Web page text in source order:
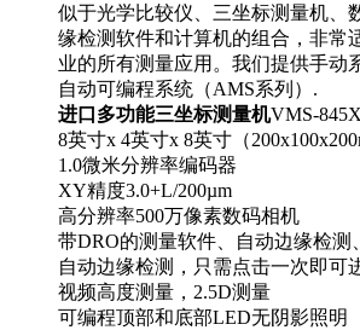
似于光学比较仪、三坐标测量机、
缘检测软件和计算机的组合，非常
业的所有测量应用。我们提供手动
自动可编程系统（AMS系列）.
进口多功能三坐标测量机VMS-
8英寸x 4英寸x 8英寸（
1.0微米分辨率编码器
XY精度3.0+L/200µm
高分辨率500万像素数码相机
带DRO的测量软件、自动边缘检测
自动边缘检测，只需点击一次即可
视频高度测量，2.5D测量
可编程顶部和底部LED无阴影照明